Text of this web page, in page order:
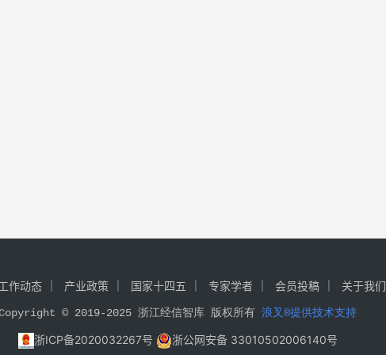
作动态 产业政策 国家十四五 专家学者 会员投稿 关于我们
© 2019-2025 浙江经信智库 版权所有 浪叉®提供技术支持
浙ICP备2020032267号 浙公网安备 33010502006140号